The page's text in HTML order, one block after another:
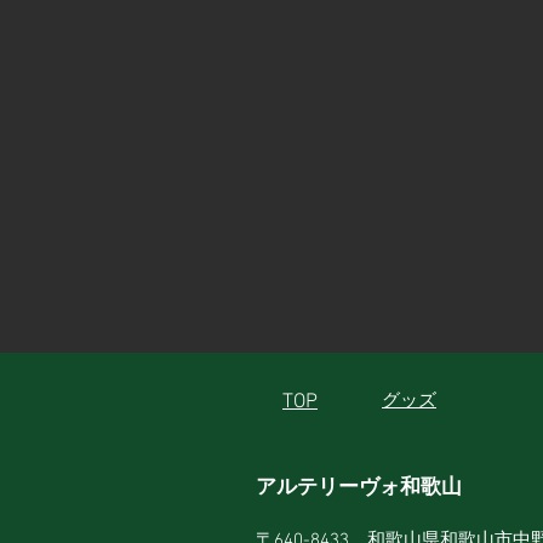
TOP グッズ
アルテリーヴォ和歌山